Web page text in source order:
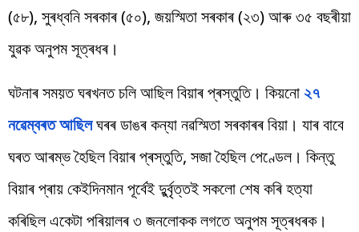
(৫৮), সুৰধ্বনি সৰকাৰ (৫০), জয়স্মিতা সৰকাৰ (২৩) আৰু ৩৫ বছৰীয়া
যুৱক অনুপম সূত্ৰধৰ।
ঘটনাৰ সময়ত ঘৰখনত চলি আছিল বিয়াৰ প্ৰস্তুতি। কিয়নো ২৭
নৱেম্বৰত আছিলঘৰৰ ডাঙৰ কন্যা নৱস্মিতা সৰকাৰৰ বিয়া। যাৰ বাবে
ঘৰত আৰম্ভ হৈছিল বিয়াৰ প্ৰস্তুতি, সজা হৈছিল পেণ্ডেল। কিন্তু
বিয়াৰ প্ৰায় কেইদিনমান পূৰ্বেই দুুৰ্বৃত্তই সকলো শেষ কৰি হত্যা
কৰিছিল একেটা পৰিয়ালৰ ৩ জনলোকক লগতে অনুপম সূত্ৰধৰক।